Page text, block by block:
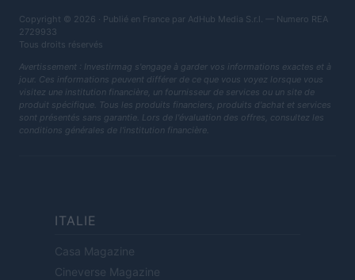
Copyright © 2026 · Publié en France par AdHub Media S.r.l. — Numero REA
2729933
Tous droits réservés
Avertissement : Investirmag s'engage à garder vos informations exactes et à
jour. Ces informations peuvent différer de ce que vous voyez lorsque vous
visitez une institution financière, un fournisseur de services ou un site de
produit spécifique. Tous les produits financiers, produits d'achat et services
sont présentés sans garantie. Lors de l'évaluation des offres, consultez les
conditions générales de l'institution financière.
ITALIE
Casa Magazine
Cineverse Magazine